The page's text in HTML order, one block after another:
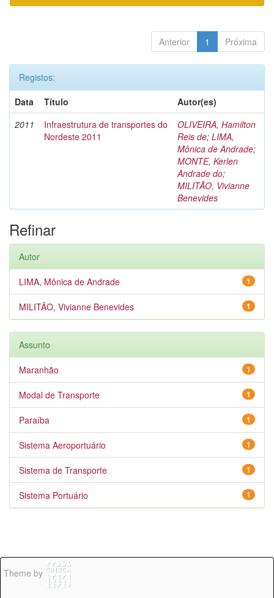
Anterior 1 Próxima
Registos:
Data
Título
Autor(es)
2011
Infraestrutura de transportes do
Nordeste 2011
OLIVEIRA, Hamilton
Reis de; LIMA,
Mônica de Andrade;
MONTE, Kerlen
Andrade do;
MILITÃO, Vivianne
Benevides
Refinar
Autor
1
LIMA, Mônica de Andrade
1
MILITÃO, Vivianne Benevides
Assunto
1
Maranhão
1
Modal de Transporte
1
Paraíba
1
Sistema Aeroportuário
1
Sistema de Transporte
1
Sistema Portuário
Theme by